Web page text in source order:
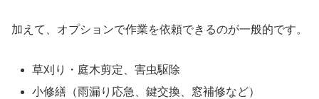
加えて、オプションで作業を依頼できるのが一般的です。
草刈り・庭木剪定、害虫駆除
小修繕（雨漏り応急、鍵交換、窓補修など）